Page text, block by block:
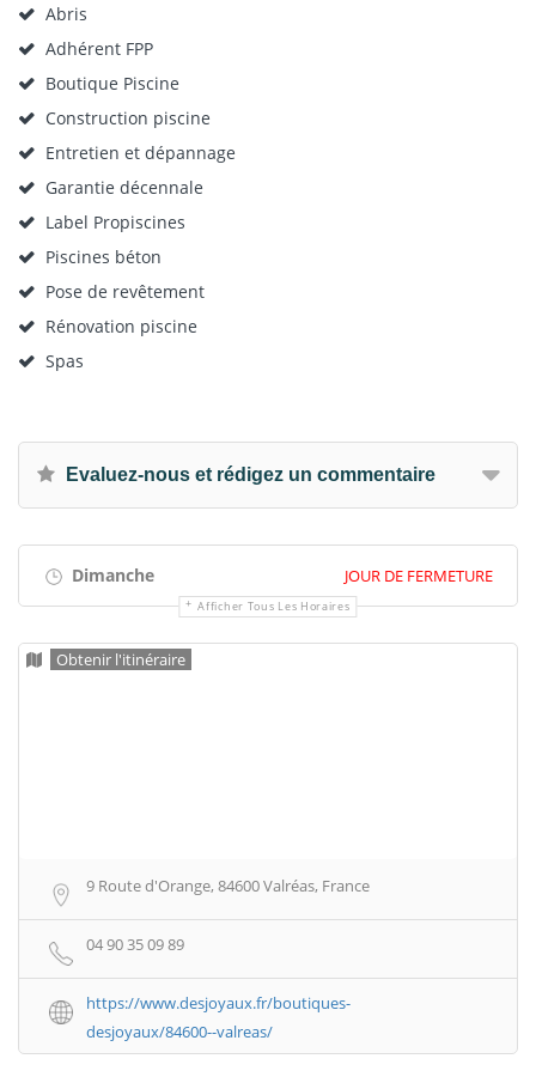
Abris
Adhérent FPP
Boutique Piscine
Construction piscine
Entretien et dépannage
Garantie décennale
Label Propiscines
Piscines béton
Pose de revêtement
Rénovation piscine
Spas
Evaluez-nous et rédigez un commentaire
Dimanche JOUR DE FERMETURE
Afficher Tous Les Horaires
Obtenir l'itinéraire
9 Route d'Orange, 84600 Valréas, France
04 90 35 09 89
https://www.desjoyaux.fr/boutiques-
desjoyaux/84600--valreas/